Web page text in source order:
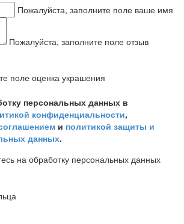
Пожалуйста, заполните поле ваше имя
Пожалуйста, заполните поле отзыв
поле оценка украшения
персональных данных в
конфиденциальности,
и политикой защиты и
данных.
на обработку персональных данных